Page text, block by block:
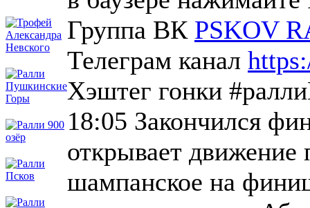
Группа ВК PSKOV
Телеграм канал
Хэштег гонки
18:05 Закончился
открывает
шампанское на